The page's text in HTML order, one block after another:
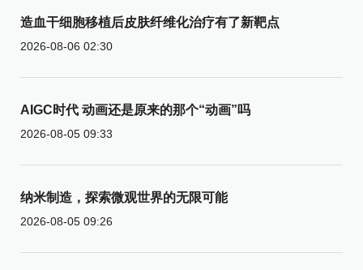
造血干细胞移植后皮肤纤维化治疗有了新靶点
2026-08-06 02:30
AIGC时代 动画还是原来的那个“动画”吗
2026-08-05 09:33
纳米制造，探索微观世界的无限可能
2026-08-05 09:26